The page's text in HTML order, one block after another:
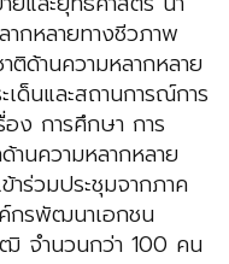
ากหลายทางชีวภาพ
ติด้านความหลากหลาย
ด็นและสถานการณ์การ
อง การศึกษา การ
านความหลากหลาย
ร่วมประชุมจากภาค
กรพัฒนาเอกชน
จำนวนกว่า 100 คน